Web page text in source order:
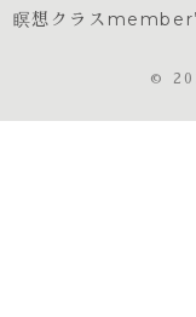
瞑想クラス
©